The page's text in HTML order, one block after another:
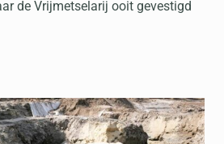
de Vrijmetselarij ooit gevestigd